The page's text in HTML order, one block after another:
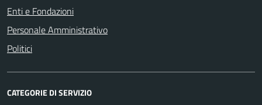
Enti e Fondazioni
Personale Amministrativo
Politici
CATEGORIE DI SERVIZIO